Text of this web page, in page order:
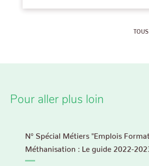
Pour aller plus loin
N° Spécial Métiers "Emplois
Méthanisation : Le guide 2022-